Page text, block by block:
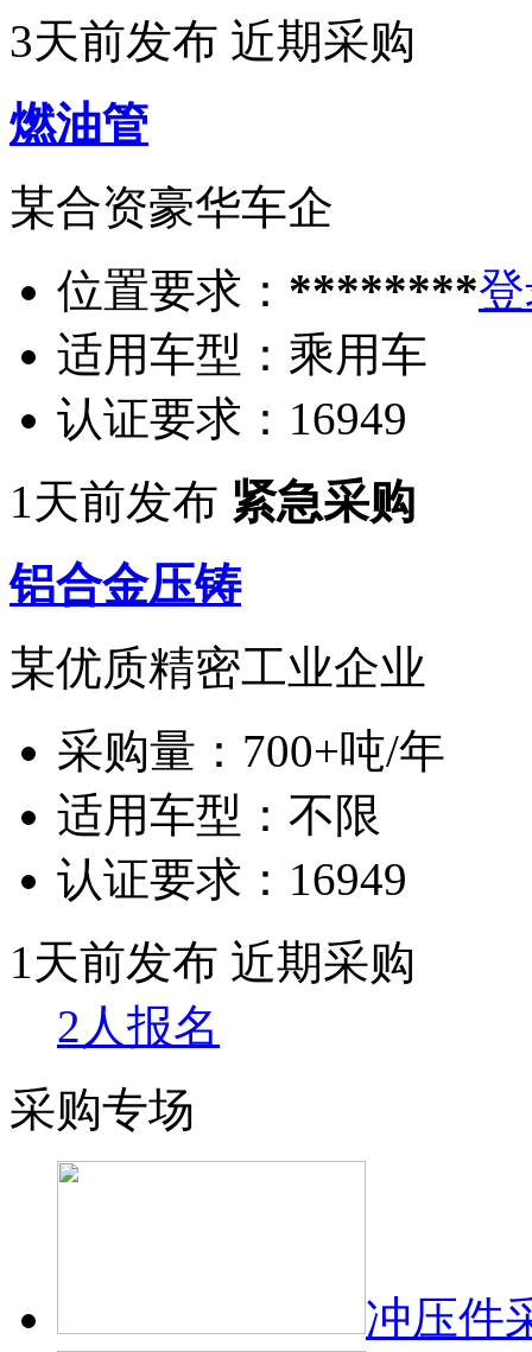
3天前发布 近期采购
燃油管
某合资豪华车企
位置要求： ********
适用车型： 乘用车
认证要求： 16949
1天前发布 紧急采购
铝合金压铸
某优质精密工业企业
采购量： 700+吨/年
适用车型： 不限
认证要求： 16949
1天前发布 近期采购
2人报名
采购专场
冲压件